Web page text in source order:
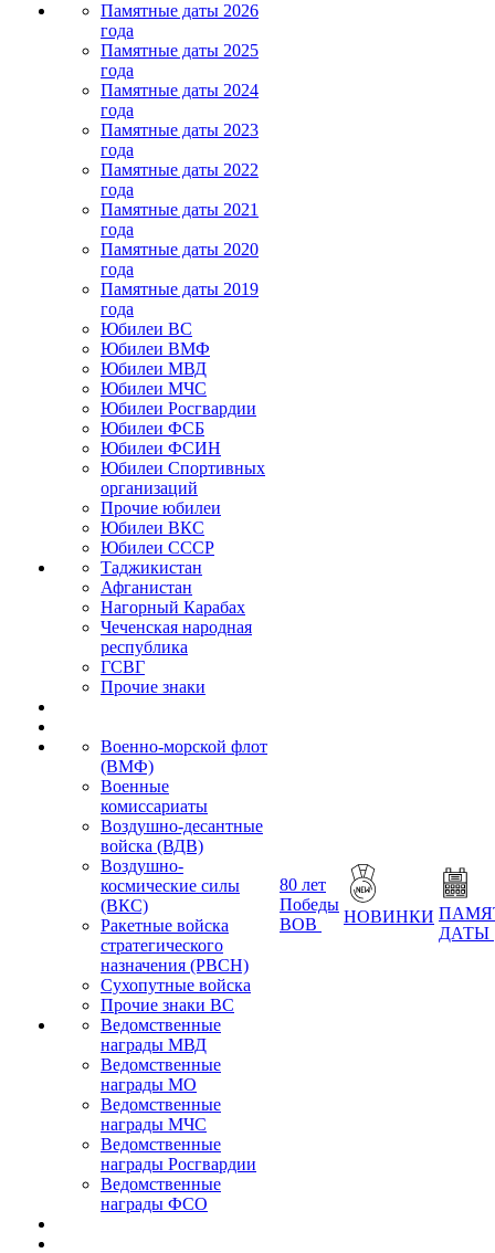
Памятные даты 2026
года
Памятные даты 2025
года
Памятные даты 2024
года
Памятные даты 2023
года
Памятные даты 2022
года
Памятные даты 2021
года
Памятные даты 2020
года
Памятные даты 2019
года
Юбилеи ВС
Юбилеи ВМФ
Юбилеи МВД
Юбилеи МЧС
Юбилеи Росгвардии
Юбилеи ФСБ
Юбилеи ФСИН
Юбилеи Спортивных
организаций
Прочие юбилеи
Юбилеи ВКС
Юбилеи СССР
Таджикистан
Афганистан
Нагорный Карабах
Чеченская народная
республика
ГСВГ
Прочие знаки
Военно-морской флот
(ВМФ)
Военные
комиссариаты
Воздушно-десантные
войска (ВДВ)
Воздушно-
космические силы
(ВКС)
Ракетные войска
стратегического
назначения (РВСН)
Сухопутные войска
Прочие знаки ВС
Ведомственные
награды МВД
Ведомственные
награды МО
Ведомственные
награды МЧС
Ведомственные
награды Росгвардии
Ведомственные
награды ФСО
80 лет
Победы
ВОВ
НОВИНКИ
ДАТЫ